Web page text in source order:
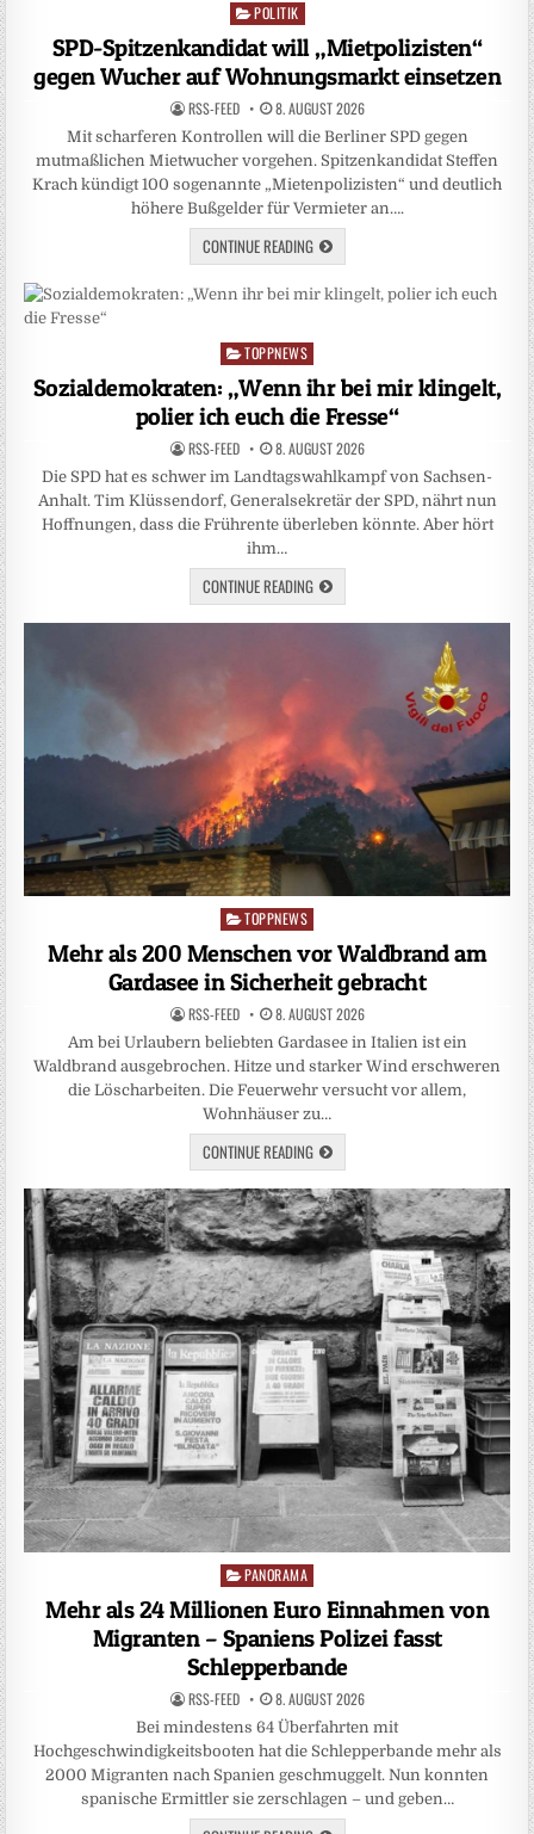
Posted
in
POLITIK
SPD-Spitzenkandidat will „Mietpolizisten“
gegen Wucher auf Wohnungsmarkt einsetzen
RSS-FEED 8. AUGUST 2026
Mit scharferen Kontrollen will die Berliner SPD gegen
mutmaßlichen Mietwucher vorgehen. Spitzenkandidat Steffen
Krach kündigt 100 sogenannte „Mietenpolizisten“ und deutlich
höhere Bußgelder für Vermieter an….
CONTINUE READING
Posted
TOPPNEWS
Sozialdemokraten: „Wenn ihr bei mir klingelt,
polier ich euch die Fresse“
RSS-FEED 8. AUGUST 2026
Die SPD hat es schwer im Landtagswahlkampf von Sachsen-
Anhalt. Tim Klüssendorf, Generalsekretär der SPD, nährt nun
Hoffnungen, dass die Frührente überleben könnte. Aber hört
ihm…
CONTINUE READING
Posted
TOPPNEWS
Mehr als 200 Menschen vor Waldbrand am
Gardasee in Sicherheit gebracht
RSS-FEED 8. AUGUST 2026
Am bei Urlaubern beliebten Gardasee in Italien ist ein
Waldbrand ausgebrochen. Hitze und starker Wind erschweren
die Löscharbeiten. Die Feuerwehr versucht vor allem,
Wohnhäuser zu…
CONTINUE READING
Posted
PANORAMA
Mehr als 24 Millionen Euro Einnahmen von
Migranten – Spaniens Polizei fasst
Schlepperbande
RSS-FEED 8. AUGUST 2026
Bei mindestens 64 Überfahrten mit
Hochgeschwindigkeitsbooten hat die Schlepperbande mehr als
2000 Migranten nach Spanien geschmuggelt. Nun konnten
spanische Ermittler sie zerschlagen – und geben…